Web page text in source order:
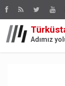
Adımız